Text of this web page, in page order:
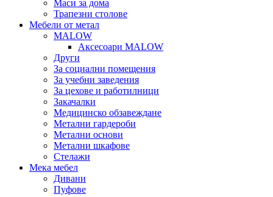
Маси за дома
Трапезни столове
Мебели от метал
MALOW
Аксесоари MALOW
Други
За социални помещения
За учебни заведения
За цехове и работилници
Закачалки
Медицинско обзавеждане
Метални гардероби
Метални основи
Метални шкафове
Стелажи
Мека мебел
Дивани
Пуфове